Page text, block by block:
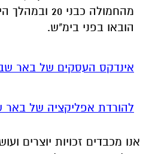
אינדקס העסקים של באר
בפרסומינו צילום שיש לכם
כתובת המייל: